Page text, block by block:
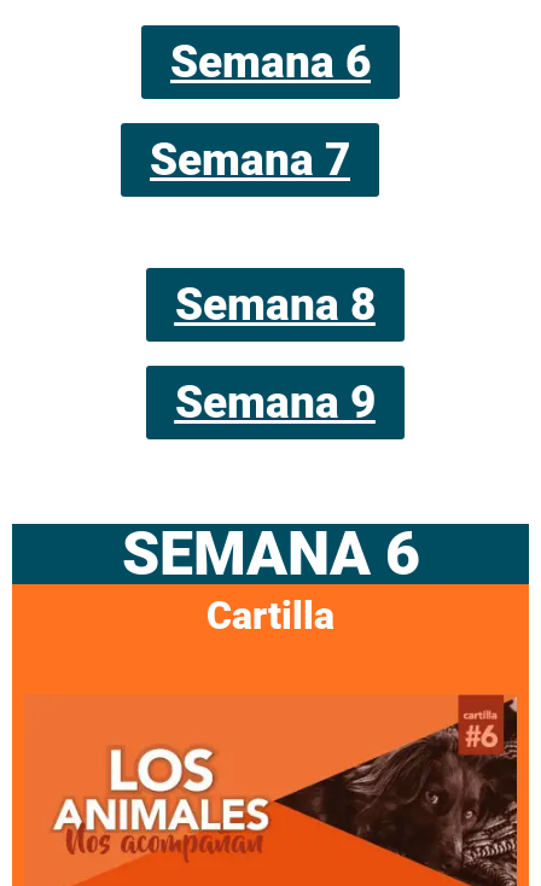
Semana 6
Semana 7
Semana 8
Semana 9
SEMANA 6
Cartilla